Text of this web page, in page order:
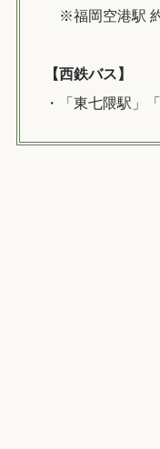
※福岡空港駅 約
【西鉄バス】
・「東七隈駅」